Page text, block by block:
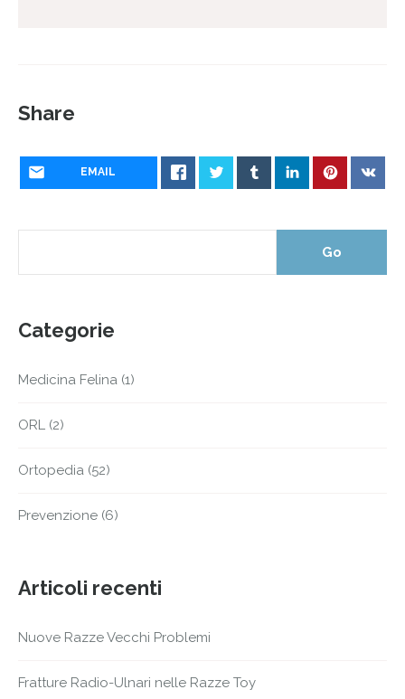
Share
EMAIL
Categorie
Medicina Felina (1)
ORL (2)
Ortopedia (52)
Prevenzione (6)
Articoli recenti
Nuove Razze Vecchi Problemi
Fratture Radio-Ulnari nelle Razze Toy